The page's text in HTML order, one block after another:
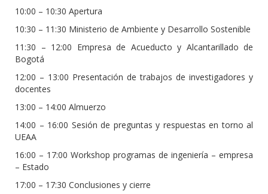
10:00 – 10:30 Apertura
10:30 – 11:30 Ministerio de Ambiente y Desarrollo Sostenible
11:30 – 12:00 Empresa de Acueducto y Alcantarillado de
Bogotá
12:00 – 13:00 Presentación de trabajos de investigadores y
docentes
13:00 – 14:00 Almuerzo
14:00 – 16:00 Sesión de preguntas y respuestas en torno al
UEAA
16:00 – 17:00 Workshop programas de ingeniería – empresa
– Estado
17:00 – 17:30 Conclusiones y cierre